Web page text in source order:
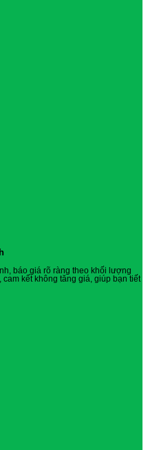
báo giá rõ ràng theo khối lượng
kết không tăng giá, giúp bạn tiết